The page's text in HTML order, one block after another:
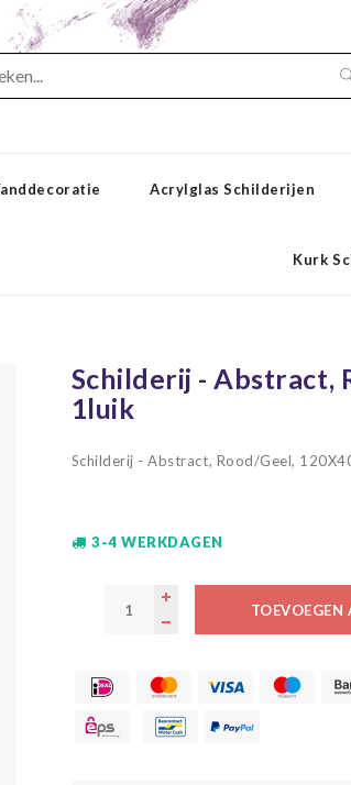
Acrylglas Schilderijen
Kurk
Schilderij - Abstract,
1luik
Schilderij - Abstract, Rood/Geel,
3-4 WERKDAGEN
TOEVOEGEN